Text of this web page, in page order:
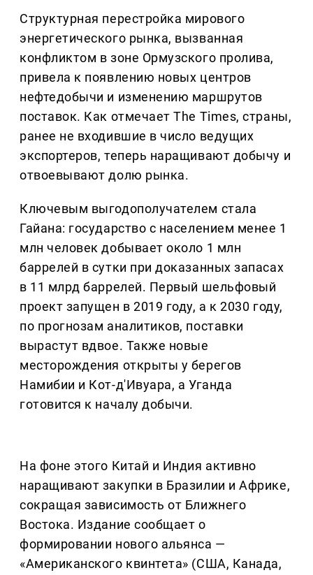
Структурная перестройка мирового
энергетического рынка, вызванная
конфликтом в зоне Ормузского пролива,
привела к появлению новых центров
нефтедобычи и изменению маршрутов
поставок. Как отмечает The Times, страны,
ранее не входившие в число ведущих
экспортеров, теперь наращивают добычу и
отвоевывают долю рынка.
Ключевым выгодополучателем стала
Гайана: государство с населением менее 1
млн человек добывает около 1 млн
баррелей в сутки при доказанных запасах
в 11 млрд баррелей. Первый шельфовый
проект запущен в 2019 году, а к 2030 году,
по прогнозам аналитиков, поставки
вырастут вдвое. Также новые
месторождения открыты у берегов
Намибии и Кот-д'Ивуара, а Уганда
готовится к началу добычи.
На фоне этого Китай и Индия активно
наращивают закупки в Бразилии и Африке,
сокращая зависимость от Ближнего
Востока. Издание сообщает о
формировании нового альянса —
«Американского квинтета» (США, Канада,